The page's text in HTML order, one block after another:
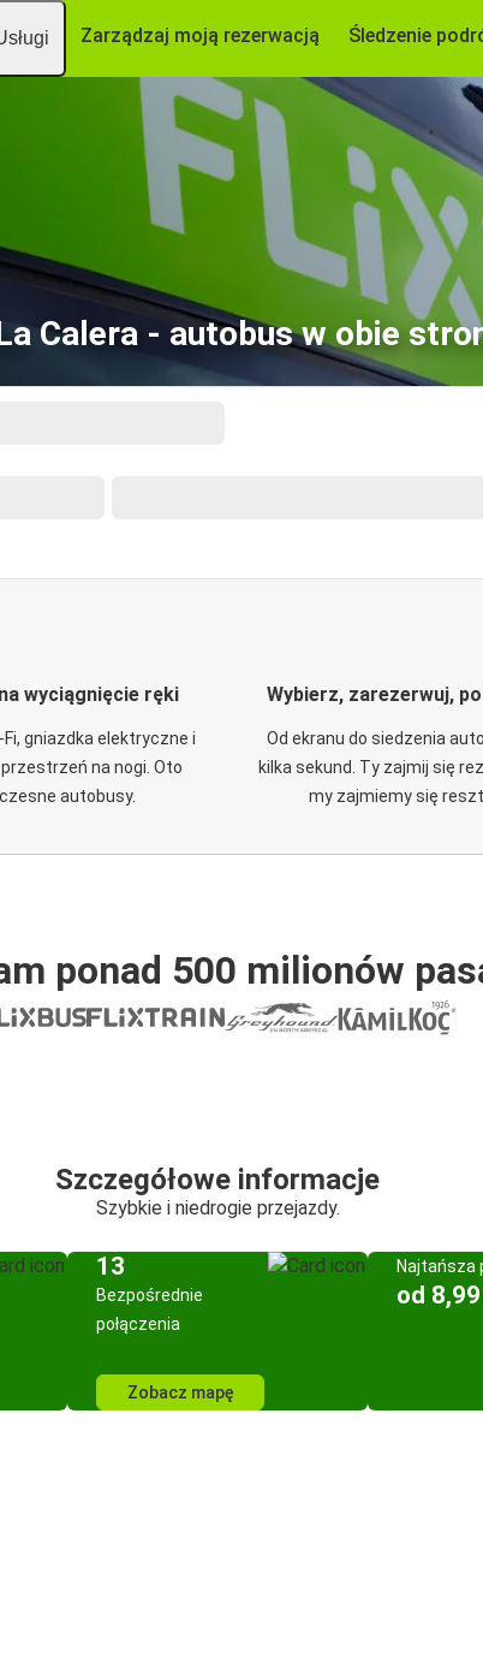
Zarządzaj moją rezerwacją Śledzenie
Calera - autobus w obie
wyciągnięcie ręki
Fi, gniazdka elektryczne i
na nogi. Oto
autobusy.
Wybierz, zarezerwuj,
Od ekranu do siedzenia
kilka sekund. Ty zajmij się
my zajmiemy się
ponad 500 milionów
Szczegółowe informacje
Szybkie i niedrogie przejazdy.
13
Bezpośrednie
połączenia
Zobacz mapę
Najtańsza
od 8,99